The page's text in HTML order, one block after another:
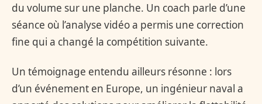
du volume sur une planche. Un coach parle d’une
séance où l’analyse vidéo a permis une correction
fine qui a changé la compétition suivante.
Un témoignage entendu ailleurs résonne : lors
d’un événement en Europe, un ingénieur naval a